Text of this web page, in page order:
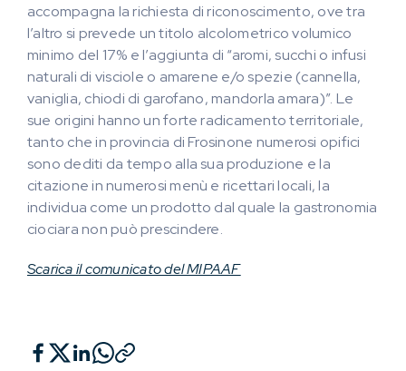
accompagna la richiesta di riconoscimento, ove tra
l’altro si prevede un titolo alcolometrico volumico
minimo del 17% e l’aggiunta di “aromi, succhi o infusi
naturali di visciole o amarene e/o spezie (cannella,
vaniglia, chiodi di garofano, mandorla amara)”. Le
sue origini hanno un forte radicamento territoriale,
tanto che in provincia di Frosinone numerosi opifici
sono dediti da tempo alla sua produzione e la
citazione in numerosi menù e ricettari locali, la
individua come un prodotto dal quale la gastronomia
ciociara non può prescindere.
Scarica il comunicato del MIPAAF